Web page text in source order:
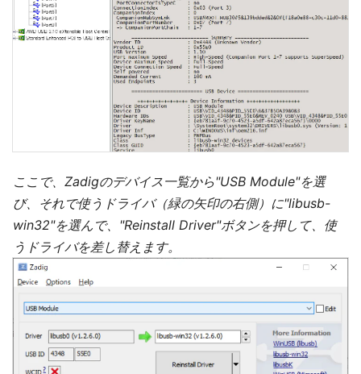
ここで、Zadigのデバイス一覧から"USB Module"を選
び、それで使うドライバ（緑の矢印の右側）に"libusb-
win32"を選んで、"Reinstall Driver"ボタンを押して、使
うドライバを差し替えます。